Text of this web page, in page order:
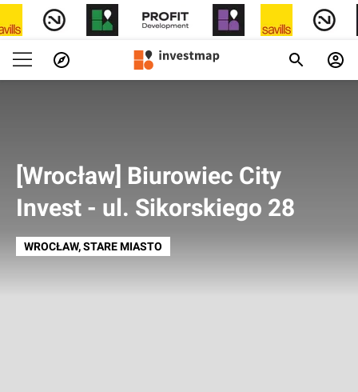
[Wrocław] Biurowiec City
Invest - ul. Sikorskiego 28
WROCŁAW, STARE MIASTO